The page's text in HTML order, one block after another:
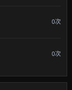
0次
0次